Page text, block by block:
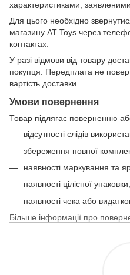
характеристиками,
Для цього необхідно
магазину AT Toys через
контактах.
У разі відмови від товару
покупця. Передплата не
вартість доставки.
Умови повернення
Товар підлягає поверненню
відсутності слідів
збереження повної
наявності маркування та
наявності цілісної упаковки;
наявності чека або
Більше інформації про